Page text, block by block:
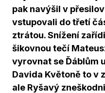
pak navýšil v
vstupovali do třetí
ztrátou. Snížení
šikovnou tečí
vyrovnat se Ďáblům
Davida Květoně to v
ale Ryšavý